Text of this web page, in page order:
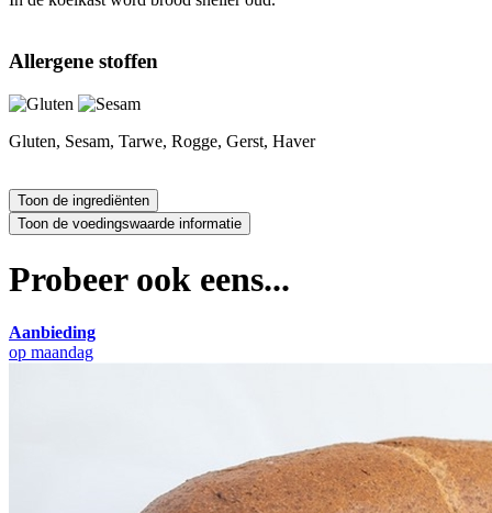
Allergene stoffen
Gluten, Sesam, Tarwe, Rogge, Gerst, Haver
Probeer ook eens...
Aanbieding
op maandag